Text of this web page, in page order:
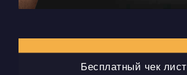
Бесплатный чек лист